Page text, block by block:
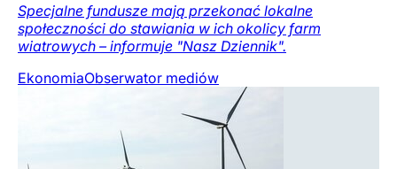
Specjalne fundusze mają przekonać lokalne
społeczności do stawiania w ich okolicy farm
wiatrowych – informuje "Nasz Dziennik".
EkonomiaObserwator mediów